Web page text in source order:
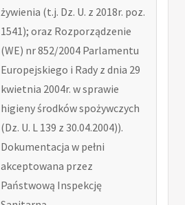
żywienia (t.j. Dz. U. z 2018r. poz.
1541); oraz Rozporządzenie
(WE) nr 852/2004 Parlamentu
Europejskiego i Rady z dnia 29
kwietnia 2004r. w sprawie
higieny środków spożywczych
(Dz. U. L 139 z 30.04.2004)).
Dokumentacja w pełni
akceptowana przez
Państwową Inspekcję